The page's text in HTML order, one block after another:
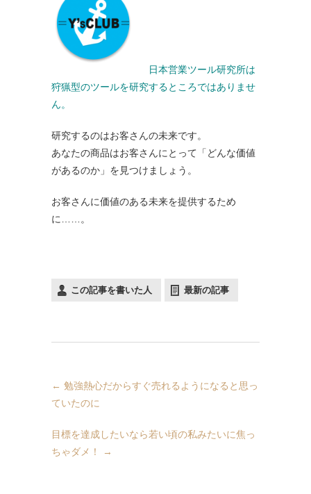
日本営業ツール研究所は
狩猟型のツールを研究するところではありませ
ん。
研究するのはお客さんの未来です。
あなたの商品はお客さんにとって「どんな価値
があるのか」を見つけましょう。
お客さんに価値のある未来を提供するため
に……。
この記事を書いた人 最新の記事
← 勉強熱心だからすぐ売れるようになると思っ
ていたのに
目標を達成したいなら若い頃の私みたいに焦っ
ちゃダメ！
→